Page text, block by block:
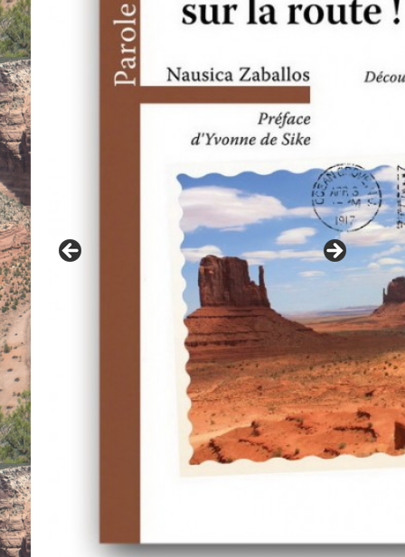
Contes navajo du grand-père Benally